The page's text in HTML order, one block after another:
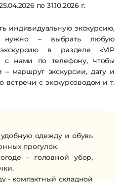
по 31.10.2026 г.
индивидуальную экскурсию,
– выбрать любую
в разделе «VIP
с нами по телефону, чтобы
– маршрут экскурсии, дату и
встречи с экскурсоводом и т.
одежду и обувь
прогулок.
- головной убор,
- компактный складной